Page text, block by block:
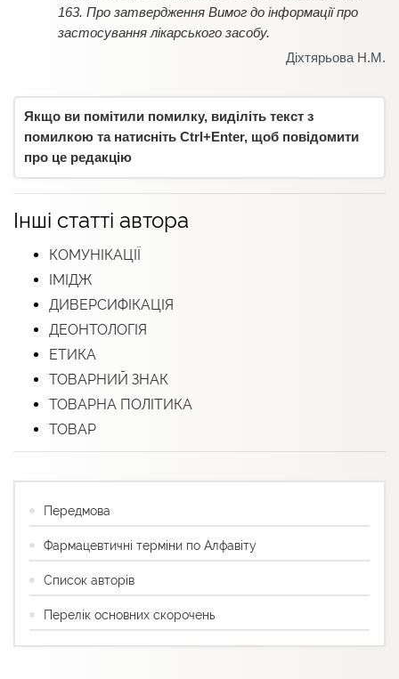
163. Про затвердження Вимог до інформації про
застосування лікарського засобу.
Діхтярьова Н.М.
Якщо ви помітили помилку, виділіть текст з
помилкою та натисніть Ctrl+Enter, щоб повідомити
про це редакцію
Інші статті автора
КОМУНІКАЦІЇ
ІМІДЖ
ДИВЕРСИФІКАЦІЯ
ДЕОНТОЛОГІЯ
ЕТИКА
ТОВАРНИЙ ЗНАК
ТОВАРНА ПОЛІТИКА
ТОВАР
Передмова
Фармацевтичні терміни по Алфавіту
Список авторів
Перелік основних скорочень